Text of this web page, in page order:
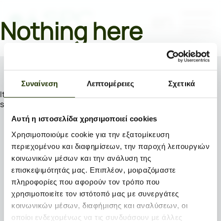
Συναίνεση Λεπτομέρειες Σχετικά
Αυτή η ιστοσελίδα χρησιμοποιεί cookies
Χρησιμοποιούμε cookie για την εξατομίκευση
περιεχομένου και διαφημίσεων, την παροχή λειτουργιών
κοινωνικών μέσων και την ανάλυση της
επισκεψιμότητάς μας. Επιπλέον, μοιραζόμαστε
πληροφορίες που αφορούν τον τρόπο που
χρησιμοποιείτε τον ιστότοπό μας με συνεργάτες
κοινωνικών μέσων, διαφήμισης και αναλύσεων, οι
οποίοι ενδεχομένως να τις συνδυάσουν με άλλες
Nothing here
It seems we can’t find what you’re looking for. Perhaps
searching can help.